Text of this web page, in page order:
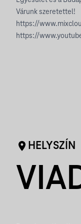
Várunk szeretettel!
https://
https://
HELYSZÍN